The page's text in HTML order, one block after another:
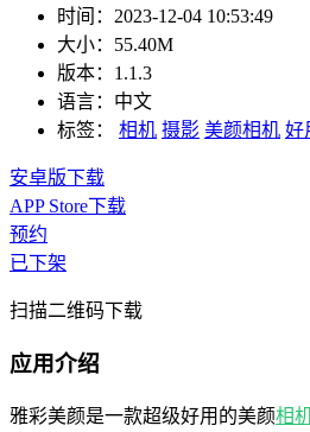
时间： 2023-12-04 10:53:49
大小： 55.40M
版本： 1.1.3
语言： 中文
标签：
相机 摄影 美颜相机 好
安卓版下载
APP Store下载
预约
已下架
扫描二维码下载
应用介绍
雅彩美颜是一款超级好用的美颜相